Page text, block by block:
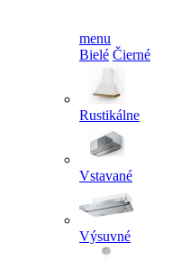
menu
Bielé Čierné
Rustikálne
Vstavané
Výsuvné